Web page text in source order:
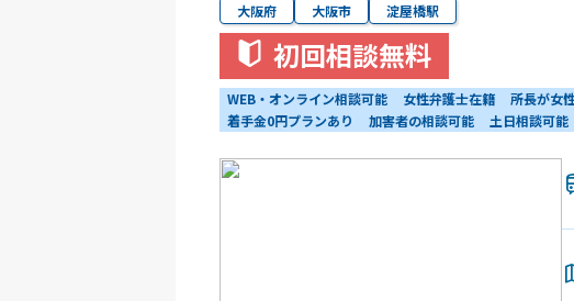
大阪府 大阪市 淀屋橋駅
初回相談無料
WEB・オンライン相談可能 女性弁護士在籍 所長が女
着手金0円プランあり
加害者の相談可能 土日相談可能